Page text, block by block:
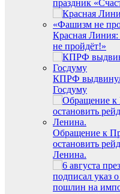
праздник
Красная
не пройдёт!»
КПРФ
Госдуму
Обращение к
остановить
Ленина.